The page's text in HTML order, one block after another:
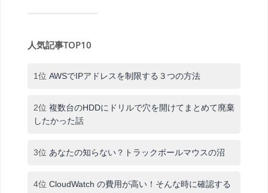
人気記事TOP10
1位 AWSでIPアドレスを制限する３つの方法
2位 複数台のHDDにドリルで穴を開けてまとめて廃棄
したかった話
3位 あなたの知らない？トラックボールマウスの沼
4位 CloudWatch の費用が高い！そんな時に確認する